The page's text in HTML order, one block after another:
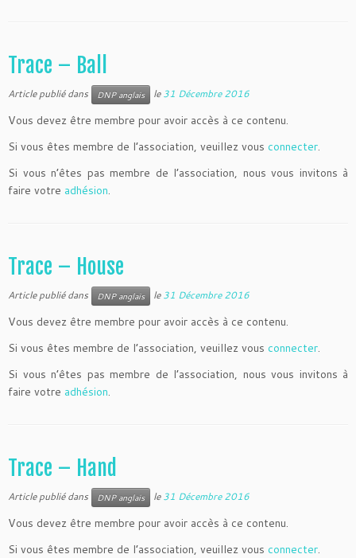
Trace – Ball
Article publié dans DNP anglais le31 Décembre 2016
Vous devez être membre pour avoir accès à ce contenu.
Si vous êtes membre de l’association, veuillez vous connecter.
Si vous n’êtes pas membre de l’association, nous vous invitons à
faire votre adhésion.
Trace – House
Article publié dans DNP anglais le31 Décembre 2016
Vous devez être membre pour avoir accès à ce contenu.
Si vous êtes membre de l’association, veuillez vous connecter.
Si vous n’êtes pas membre de l’association, nous vous invitons à
faire votre adhésion.
Trace – Hand
Article publié dans DNP anglais le31 Décembre 2016
Vous devez être membre pour avoir accès à ce contenu.
Si vous êtes membre de l’association, veuillez vous connecter.